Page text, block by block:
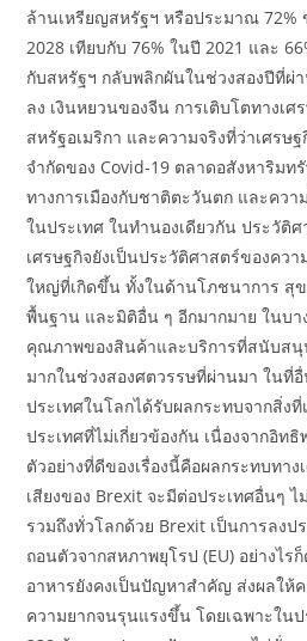
ล้านเหรียญสหรัฐฯ หรือประมาณ 72%
2028 เทียบกับ 76% ในปี 2021 และ
กับสหรัฐฯ กลับพลิกผันในช่วงสองปีที่ผ่
ลง เงินหยวนของจีน การเติบโตทางเศ
สหรัฐอเมริกา และความจริงที่ว่าเศรษ
จำกัดของ Covid-19 ตลาดอสังหาริมท
ทางการเมืองกับชาติตะวันตก และคว
ในประเทศ ในทำนองเดียวกัน ประวัติ
เศรษฐกิจยังเป็นประวัติศาสตร์ของคว
ใหญ่ที่เกิดขึ้น ทั้งในด้านโภชนาการ สุ
พื้นฐาน และมิติอื่น ๆ อีกมากมาย ในบ
คุณภาพของสินค้าและบริการที่สนับสนุ
มากในช่วงสองศตวรรษที่ผ่านมา ในที่
ประเทศในโลกได้รับผลกระทบจากสิ่ง
ประเทศที่ไม่เกี่ยวข้องกัน เนื่องจากอิท
ตัวอย่างที่ดีของเรื่องนี้คือผลกระทบทา
เสียงของ Brexit จะมีต่อประเทศอื่นๆ
รวมถึงทั่วโลกด้วย Brexit เป็นการลง
ถอนตัวจากสหภาพยุโรป (EU) อย่างไร
อาหารยังคงเป็นปัญหาสำคัญ ส่งผลให้
ความยากจนรุนแรงขึ้น โดยเฉพาะใน